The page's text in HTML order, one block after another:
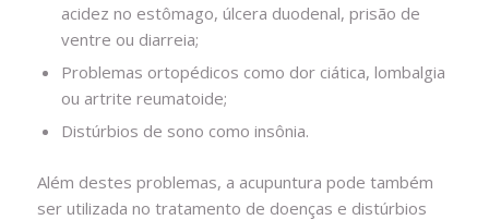
acidez no estômago, úlcera duodenal, prisão de
ventre ou diarreia;
Problemas ortopédicos como dor ciática, lombalgia
ou artrite reumatoide;
Distúrbios de sono como insônia.
Além destes problemas, a acupuntura pode também
ser utilizada no tratamento de doenças e distúrbios